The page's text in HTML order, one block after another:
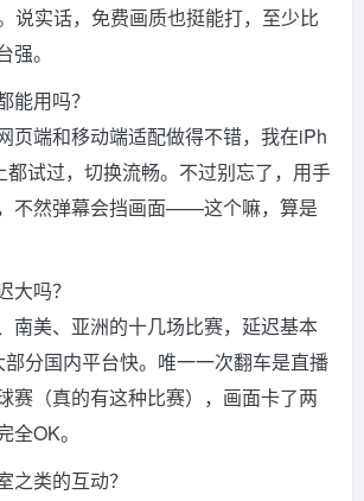
说实话，免费画质也挺能打，至少比
。
能用吗？
页端和移动端适配做得不错，我在iPh
都试过，切换流畅。不过别忘了，用手
不然弹幕会挡画面——这个嘛，算是
大吗？
南美、亚洲的十几场比赛，延迟基本
分国内平台快。唯一一次翻车是直播
赛（真的有这种比赛），画面卡了两
全OK。
之类的互动？